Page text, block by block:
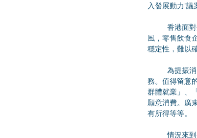
入發展動力”議
風，零售飲食
穩定性，難以
務。值得留意
群體就業」、
願意消費。廣
有所得等等。
	情況來到香港，根據政府統計數據，僱員每月工資按年都有增長。但工資水平以外，另一樣最近較多人關